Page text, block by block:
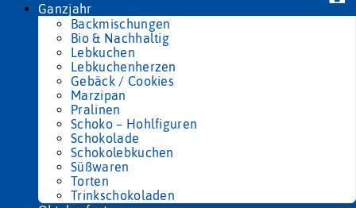
Ganzjahr
Backmischungen
Bio & Nachhaltig
Lebkuchen
Lebkuchenherzen
Gebäck / Cookies
Marzipan
Pralinen
Schoko – Hohlfiguren
Schokolade
Schokolebkuchen
Süßwaren
Torten
Trinkschokoladen